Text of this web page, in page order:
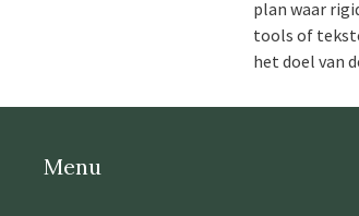
plan waar
tools of
het doel van
Menu